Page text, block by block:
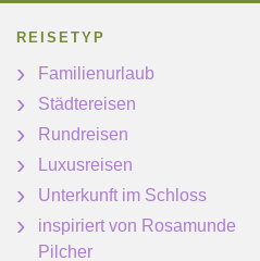
REISETYP
Familienurlaub
Städtereisen
Rundreisen
Luxusreisen
Unterkunft im Schloss
inspiriert von Rosamunde
Pilcher